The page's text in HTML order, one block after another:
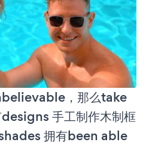
，那么take
手工制作木制框
拥有been able